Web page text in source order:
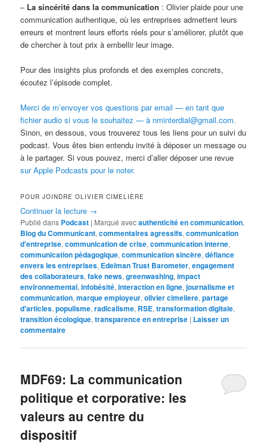
– La sincérité dans la communication : Olivier plaide pour une
communication authentique, où les entreprises admettent leurs
erreurs et montrent leurs efforts réels pour s’améliorer, plutôt que
de chercher à tout prix à embellir leur image.
Pour des insights plus profonds et des exemples concrets,
écoutez l’épisode complet.
Merci de m’envoyer vos questions par email — en tant que
fichier audio si vous le souhaitez — à nminterdial@gmail.com.
Sinon, en dessous, vous trouverez tous les liens pour un suivi du
podcast. Vous êtes bien entendu invité à déposer un message ou
à le partager. Si vous pouvez, merci d’aller déposer une revue
sur Apple Podcasts pour le noter.
POUR JOINDRE OLIVIER CIMELIÈRE
Continuer la lecture →
Publié dans Podcast | Marqué avecauthenticité en communication,
Blog du Communicant,commentaires agressifs,communication
d'entreprise,communication de crise,communication interne,
communication pédagogique,communication sincère,défiance
envers les entreprises, Edelman Trust Barometer,engagement
des collaborateurs,fake news,greenwashing,impact
environnemental,infobésité,interaction en ligne,journalisme et
communication,marque employeur,olivier cimeliere,partage
d'articles,populisme,radicalisme, RSE,transformation digitale,
transition écologique,transparence en entreprise | Laisser un
commentaire
MDF69: La communication
politique et corporative: les
valeurs au centre du
dispositif